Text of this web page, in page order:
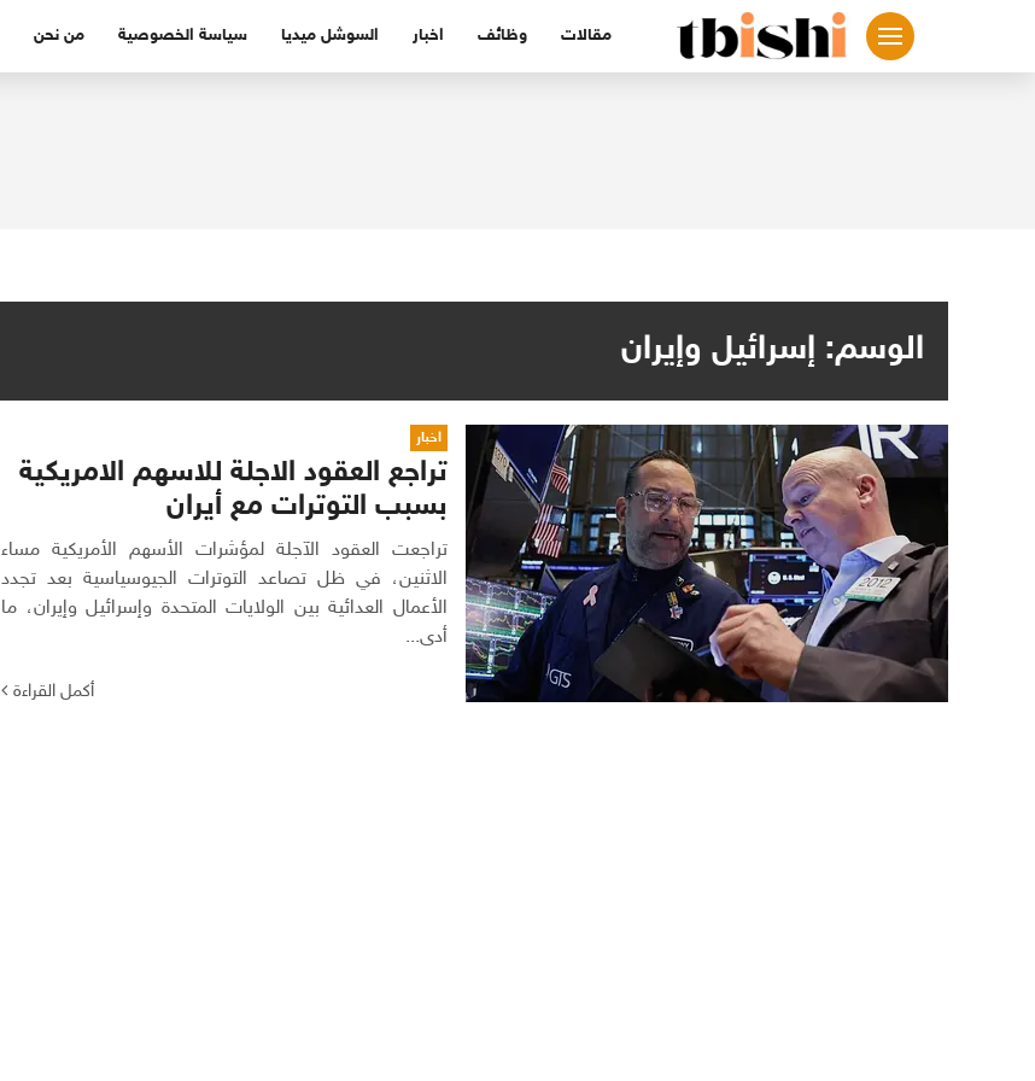
مقالات وظائف اخبار السوشل ميديا سياسة الخصوصية من نحن
الوسم: إسرائيل وإيران
اخبار
تراجع العقود الاجلة للاسهم الامريكية
بسبب التوترات مع أيران
تراجعت العقود الآجلة لمؤشرات الأسهم الأمريكية مساء
الاثنين، في ظل تصاعد التوترات الجيوسياسية بعد تجدد
الأعمال العدائية بين الولايات المتحدة وإسرائيل وإيران، ما
أدى...
أكمل القراءة